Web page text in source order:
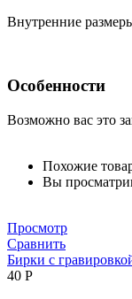
Внутренние
Особенности
Возможно вас это
Похожие
Вы
Просмотр
Сравнить
Бирки с
40 Р